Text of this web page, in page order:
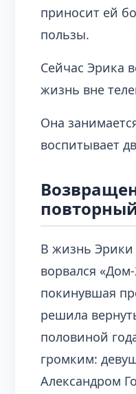
приносит ей
пользы.
Сейчас Эрика
жизнь вне
Она
воспитывает
В жизнь
ворвался
покинувшая
решила
половиной
громким:
Александром